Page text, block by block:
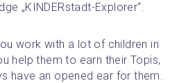
„KINDERstadt-Explorer“.
work with a lot of children in
help them to earn their Topis,
have an opened ear for them.